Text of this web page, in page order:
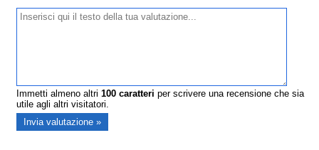
Immetti almeno altri100 caratteri per scrivere una recensione che sia
utile agli altri visitatori.